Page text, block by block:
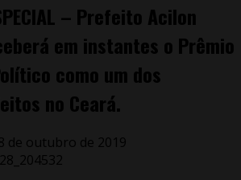
– Prefeito Acilon
em instantes o Prêmio
como um dos
no Ceará.
de outubro de 2019